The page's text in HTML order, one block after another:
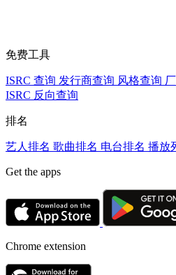
免费工具
ISRC 查询 发行商查询 风格查询
ISRC 反向查询
排名
艺人排名 歌曲排名 电台排名 播放
Get the apps
Chrome extension